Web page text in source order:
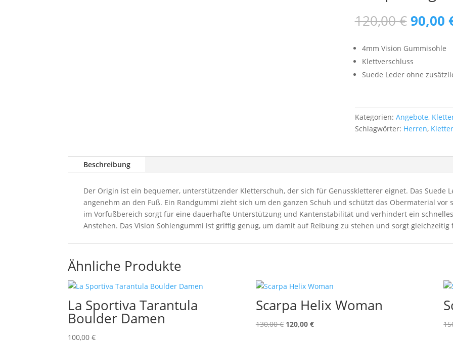
120,00€
Preis
war:
120,00 €
90,00
4mm Vision Gummisohle
Klettverschluss
Suede Leder ohne
Kategorien: Angebote,
Schlagwörter: Herren,
Beschreibung
Der Origin ist ein bequemer, unterstützender Kletterschuh, der sich für Genusskletterer eignet. Das Suede
angenehm an den Fuß. Ein Randgummi zieht sich um den ganzen Schuh und schützt das Obermaterial vor
im Vorfußbereich sorgt für eine dauerhafte Unterstützung und Kantenstabilität und verhindert ein
Anstehen. Das Vision Sohlengummi ist griffig genug, um damit auf Reibung zu stehen und sorgt
Ähnliche Produkte
La Sportiva Tarantula
Boulder Damen
100,00€
Scarpa Helix Woman
130,00€ Ursprünglicher
120,00 €Aktueller